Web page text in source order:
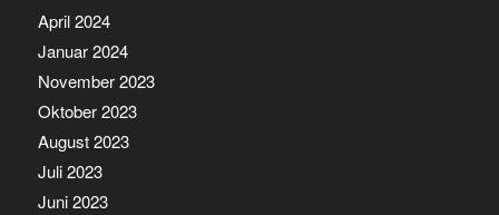
April 2024
Januar 2024
November 2023
Oktober 2023
August 2023
Juli 2023
Juni 2023